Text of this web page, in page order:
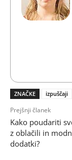
ZNAČKE izpuščaji
Prejšnji članek
Kako poudariti
z oblačili in
dodatki?